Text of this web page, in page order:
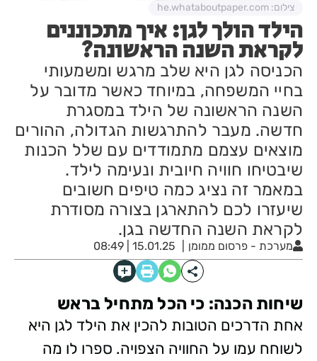
הילד הולך לגן: איך מתכוננים
לקראת השנה הראשונה?
הכניסה לגן היא שלב מרגש ומשמעותי
בחיי המשפחה, במיוחד כאשר מדובר על
השנה הראשונה של הילד במסגרת
חדשה. מעבר להתרגשות הגדולה, ההורים
מוצאים עצמם מתמודדים עם שלל הכנות
שיבטיחו חוויה חיובית ונעימה לילד.
במאמר זה נציג כמה טיפים חשובים
שיעזרו לכם להתארגן בצורה מסודרת
לקראת השנה החדשה בגן.
מערכת - פרסום ממומן 15.01.25 | 08:49
צילום: he.whataboutpaper.com
שיחות הכנה: כי הכל מתחיל בראש
אחת הדרכים הטובות להכין את הילד לגן היא
לשוחח עמו על החוויה הצפויה. ספרו לו מה